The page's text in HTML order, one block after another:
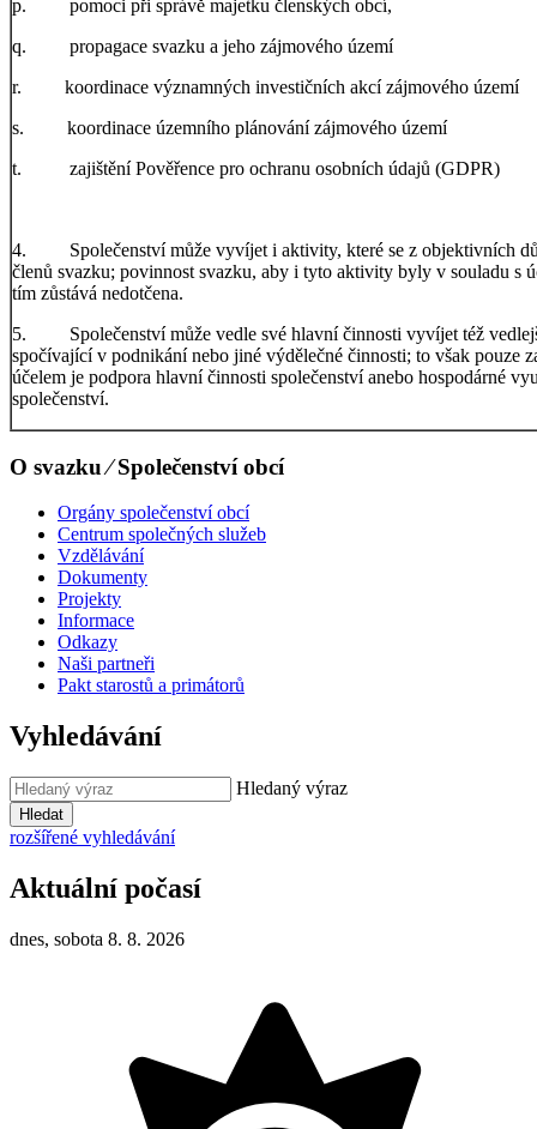
p. pomoci při správě majetku členských obcí,
q. propagace svazku a jeho zájmového území
r. koordinace významných investičních akcí zájmového území
s. koordinace územního plánování zájmového území
t. zajištění Pověřence pro ochranu osobních údajů (GDPR)
4. Společenství může vyvíjet i aktivity, které se z objektivních
členů svazku; povinnost svazku, aby i tyto aktivity byly v souladu s
tím zůstává nedotčena.
5. Společenství může vedle své hlavní činnosti vyvíjet též
spočívající v podnikání nebo jiné výdělečné činnosti; to však pouze
účelem je podpora hlavní činnosti společenství anebo hospodárné
společenství.
O svazku ⁄ Společenství obcí
Orgány společenství obcí
Centrum společných služeb
Vzdělávání
Dokumenty
Projekty
Informace
Odkazy
Naši partneři
Pakt starostů a primátorů
Vyhledávání
Hledaný výraz
Hledat
rozšířené vyhledávání
Aktuální počasí
dnes, sobota 8. 8. 2026